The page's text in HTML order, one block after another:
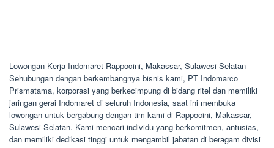
Lowongan Kerja Indomaret Rappocini, Makassar, Sulawesi Selatan –
Sehubungan dengan berkembangnya bisnis kami, PT Indomarco
Prismatama, korporasi yang berkecimpung di bidang ritel dan memiliki
jaringan gerai Indomaret di seluruh Indonesia, saat ini membuka
lowongan untuk bergabung dengan tim kami di Rappocini, Makassar,
Sulawesi Selatan. Kami mencari individu yang berkomitmen, antusias,
dan memiliki dedikasi tinggi untuk mengambil jabatan di beragam divisi